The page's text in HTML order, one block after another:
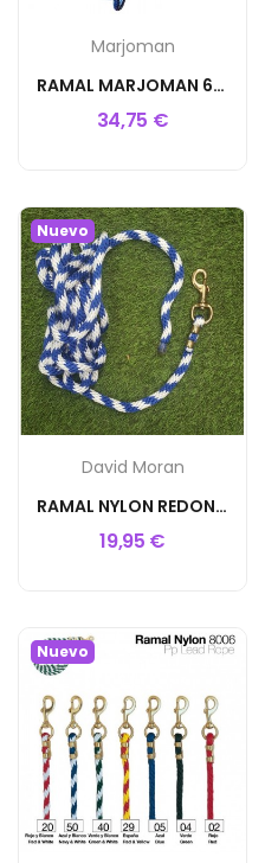
Marjoman
RAMAL MARJOMAN 6M. COSIDO A MANO
34,75 €
Nuevo
David Moran
RAMAL NYLON REDONDO 6M D.M
19,95 €
Nuevo